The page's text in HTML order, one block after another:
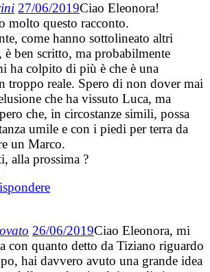
27/06/2019Ciao Eleonora!
molto questo racconto.
come hanno sottolineato altri
è ben scritto, ma probabilmente
ha colpito di più è che è una
troppo reale. Spero di non dover mai
che ha vissuto Luca, ma
che, in circostanze simili, possa
umile e con i piedi per terra da
un Marco.
alla prossima ?
26/06/2019Ciao Eleonora, mi
con quanto detto da Tiziano riguardo
hai davvero avuto una grande idea